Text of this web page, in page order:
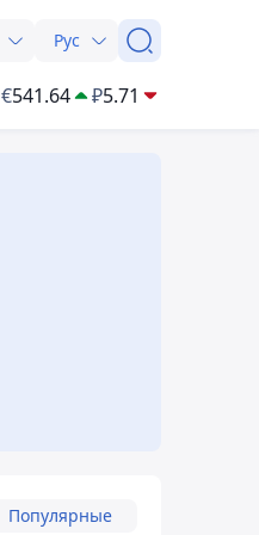
Рус
€541.64 ₽5.71
Популярные